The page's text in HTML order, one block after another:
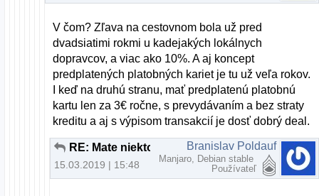
V čom? Zľava na cestovnom bola už pred
dvadsiatimi rokmi u kadejakých lokálnych
dopravcov, a viac ako 10%. A aj koncept
predplatených platobných kariet je tu už veľa rokov.
I keď na druhú stranu, mať predplatenú platobnú
kartu len za 3€ ročne, s prevydávaním a bez straty
kreditu a aj s výpisom transakcií je dosť dobrý deal.
RE: Mate niekto skusenost s Paysafecard?
15.03.2019 | 15:48
Branislav Poldauf
Manjaro, Debian stable
Používateľ